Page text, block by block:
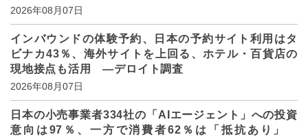
2026年08月07日
インバウンドの体験予約、日本の予約サイト利用はタ
ビナカ43％、海外サイトを上回る、ホテル・百貨店の
現地接点も活用 ―デロイト調査
2026年08月07日
日本の小売事業者334社の「AIエージェント」への投資
意向は97％、一方で消費者62％は「抵抗あり」